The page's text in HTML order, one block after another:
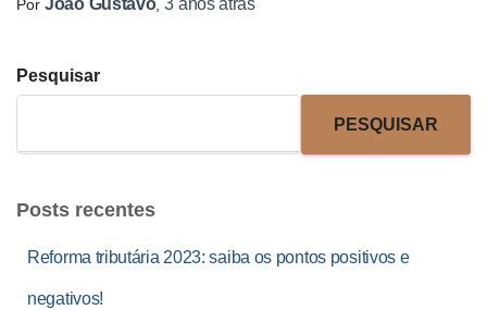
Por João Gustavo,3 anosatrás
Pesquisar
PESQUISAR
Posts recentes
Reforma tributária 2023: saiba os pontos positivos e
negativos!